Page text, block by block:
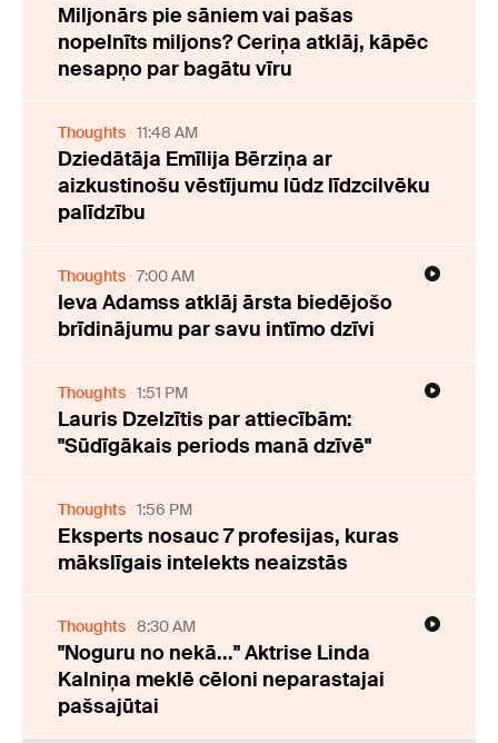
Miljonārs pie sāniem vai pašas
nopelnīts miljons? Ceriņa atklāj, kāpēc
nesapņo par bagātu vīru
Thoughts 11:48 AM
Dziedātāja Emīlija Bērziņa ar
aizkustinošu vēstījumu lūdz līdzcilvēku
palīdzību
Thoughts 7:00 AM
Ieva Adamss atklāj ārsta biedējošo
brīdinājumu par savu intīmo dzīvi
Thoughts 1:51 PM
Lauris Dzelzītis par attiecībām:
"Sūdīgākais periods manā dzīvē"
Thoughts 1:56 PM
Eksperts nosauc 7 profesijas, kuras
mākslīgais intelekts neaizstās
Thoughts 8:30 AM
"Noguru no nekā..." Aktrise Linda
Kalniņa meklē cēloni neparastajai
pašsajūtai